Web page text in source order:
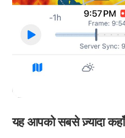
यह आपको सबसे ज़्यादा